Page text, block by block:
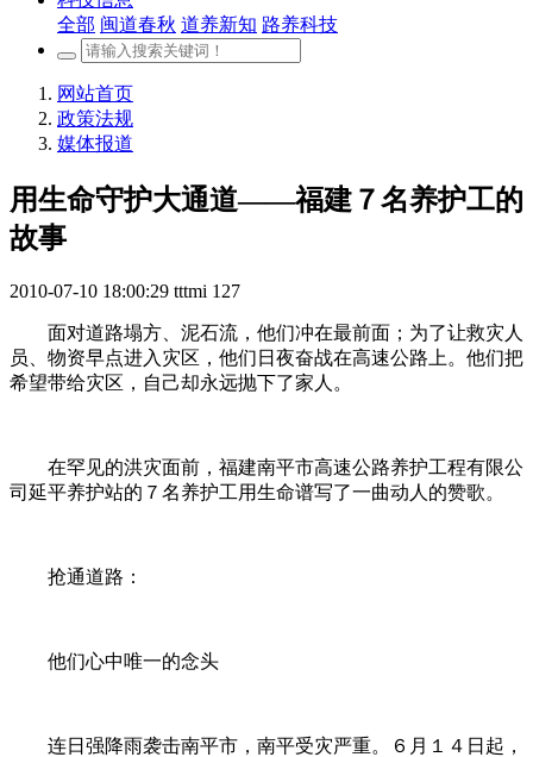
全部 闽道春秋 道养新知 路养科技
网站首页
政策法规
媒体报道
用生命守护大通道——福建７名养护工的
故事
2010-07-10 18:00:29 tttmi 127
面对道路塌方、泥石流，他们冲在最前面；为了让救灾人
员、物资早点进入灾区，他们日夜奋战在高速公路上。他们把
希望带给灾区，自己却永远抛下了家人。
在罕见的洪灾面前，福建南平市高速公路养护工程有限公
司延平养护站的７名养护工用生命谱写了一曲动人的赞歌。
抢通道路：
他们心中唯一的念头
连日强降雨袭击南平市，南平受灾严重。６月１４日起，